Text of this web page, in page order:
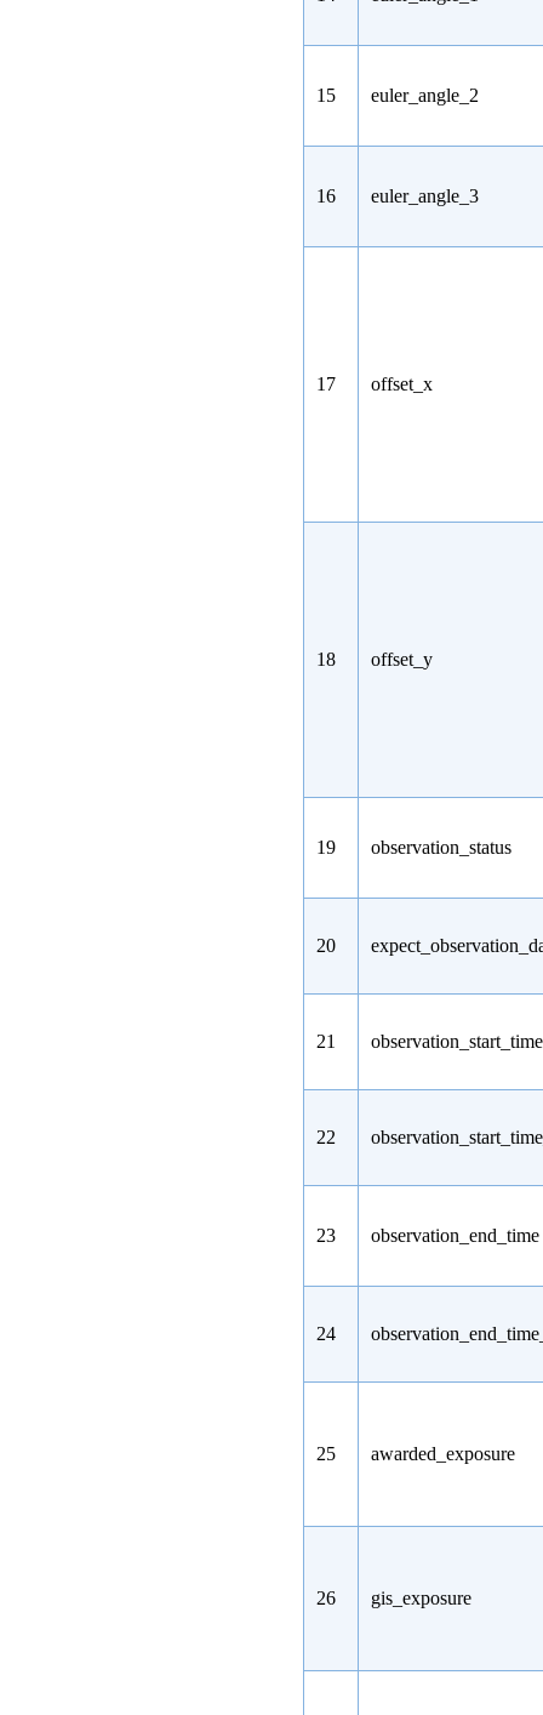
15 euler_angle_2
16 euler_angle_3
17 offset_x
18 offset_y
19 observation_status
20
21 observation_start_time
22
23 observation_end_time
24
25 awarded_exposure
26 gis_exposure